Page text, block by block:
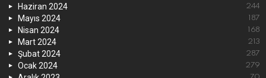
Haziran 2024 244
Mayıs 2024 187
Nisan 2024 168
Mart 2024 213
Şubat 2024 287
Ocak 2024 279